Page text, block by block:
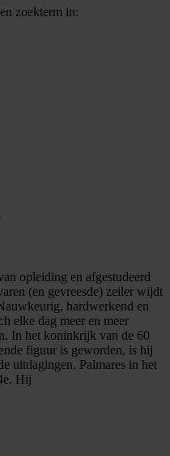
zoekterm in:
opleiding en afgestudeerd
(en gevreesde) zeiler wijdt
hardwerkend en
elke dag meer en meer
In het koninkrijk van de 60
figuur is geworden, is hij
uitdagingen. Palmares in het
Hij